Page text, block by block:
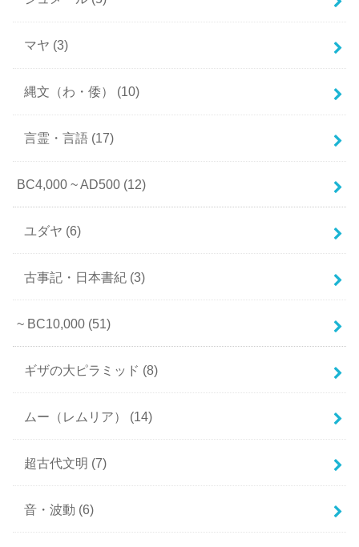
マヤ (3)
縄文（わ・倭） (10)
言霊・言語 (17)
BC4,000 ~ AD500 (12)
ユダヤ (6)
古事記・日本書紀 (3)
~ BC10,000 (51)
ギザの大ピラミッド (8)
ムー（レムリア） (14)
超古代文明 (7)
音・波動 (6)